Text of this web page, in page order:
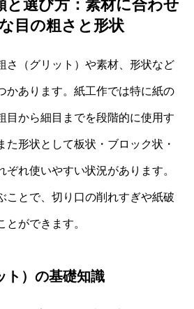
と選び方：素材に合わせ
目の粗さと形状
さ（グリット）や素材、形状など
かあります。紙工作では特に紙の
目から細目までを段階的に使用す
た形状として板状・ブロック状・
ぞれ使いやすい状況があります。
ことで、切り口の削れすぎや紙破
ができます。
ト）の基礎知識